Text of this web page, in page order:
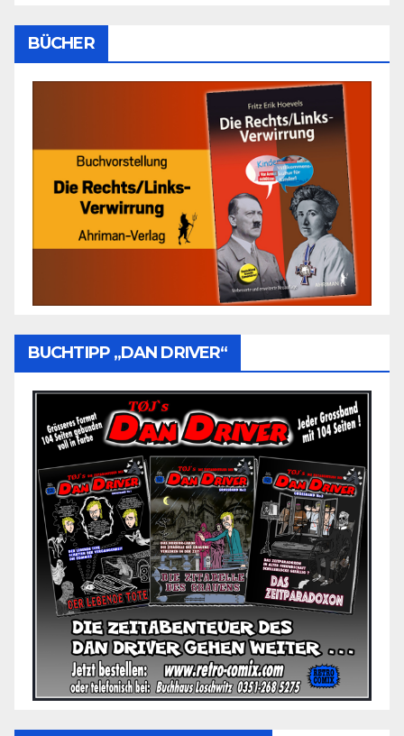
BÜCHER
BUCHTIPP „DAN DRIVER“